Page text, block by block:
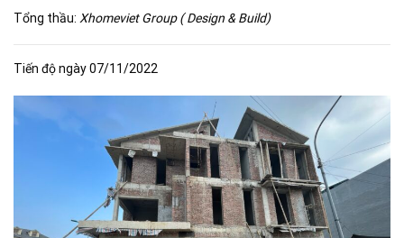
Tổng thầu: Xhomeviet Group ( Design & Build)
Tiến độ ngày 07/11/2022